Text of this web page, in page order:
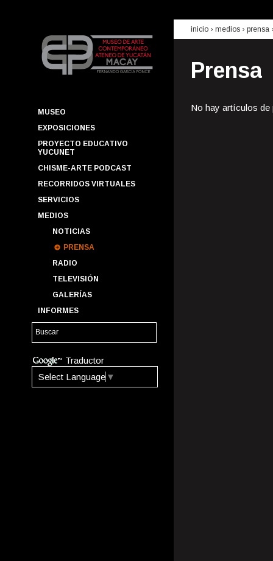
MUSEO
EXPOSICIONES
PROYECTO EDUCATIVO
YUCUNET
CHISME-ARTE PODCAST
RECORRIDOS VIRTUALES
SERVICIOS
MEDIOS
NOTICIAS
PRENSA
RADIO
TELEVISIÓN
GALERÍAS
INFORMES
Traductor
Select Language ▼
inicio › medios › prensa
Prensa
No hay artículos de